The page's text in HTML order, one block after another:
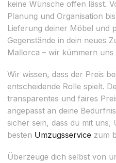
keine Wünsche offen lässt.
Planung und Organisation
Lieferung deiner Möbel und
Gegenstände in dein neues
Mallorca – wir kümmern uns
Wir wissen, dass der Preis
entscheidende Rolle spielt.
transparentes und faires
angepasst an deine
sicher sein, dass du mit uns,
besten Umzugsservice zum
Überzeuge dich selbst von